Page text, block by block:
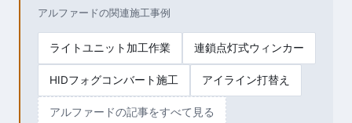
アルファードの関連施工事例
ライトユニット加工作業 連鎖点灯式ウィンカー
HIDフォグコンバート施工 アイライン打替え
アルファードの記事をすべて見る